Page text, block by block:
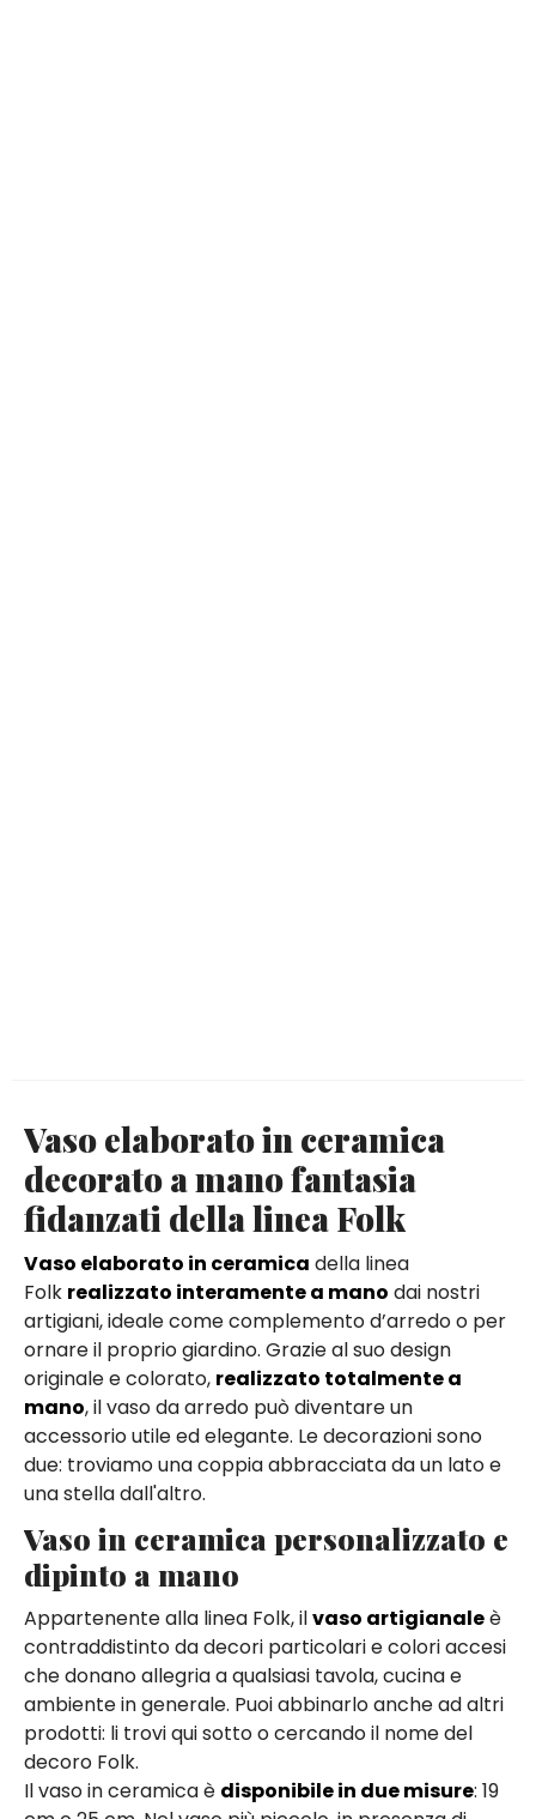
Vaso elaborato in ceramica
decorato a mano fantasia
fidanzati della linea Folk
Vaso elaborato in ceramica della linea
Folk realizzato interamente a mano dai nostri
artigiani, ideale come complemento d’arredo o per
ornare il proprio giardino. Grazie al suo design
originale e colorato, realizzato totalmente a
mano, il vaso da arredo può diventare un
accessorio utile ed elegante. Le decorazioni sono
due: troviamo una coppia abbracciata da un lato e
una stella dall'altro.
Vaso in ceramica personalizzato e
dipinto a mano
Appartenente alla linea Folk, ilvaso artigianaleè
contraddistinto da decori particolari e colori accesi
che donano allegria a qualsiasi tavola, cucina e
ambiente in generale. Puoi abbinarlo anche ad altri
prodotti: li trovi qui sotto o cercando il nome del
decoro Folk.
Il vaso in ceramica è disponibile in due misure: 19